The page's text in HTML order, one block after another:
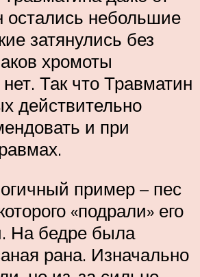
остались небольшие
затянулись без
хромоты
Так что Травматин
действительно
и при
пример – пес
«подрали» его
На бедре была
рана. Изначально